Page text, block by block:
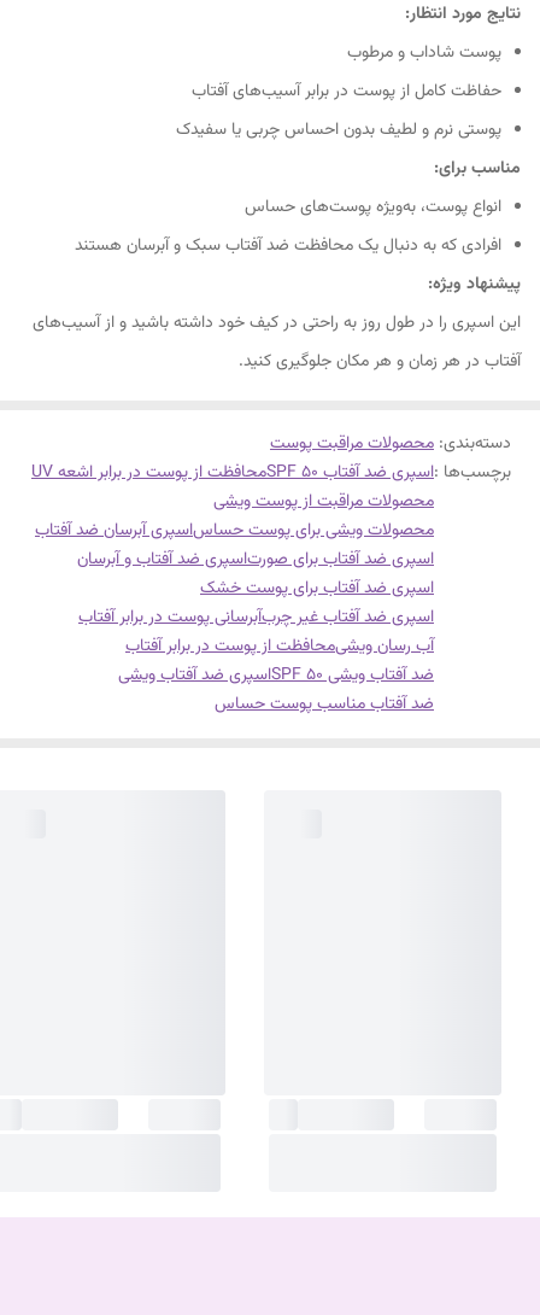
نتایج مورد انتظار:
پوست شاداب و مرطوب
حفاظت کامل از پوست در برابر آسیب‌های آفتاب
پوستی نرم و لطیف بدون احساس چربی یا سفیدک
مناسب برای:
انواع پوست، به‌ویژه پوست‌های حساس
افرادی که به دنبال یک محافظت ضد آفتاب سبک و آبرسان هستند
پیشنهاد ویژه:
این اسپری را در طول روز به راحتی در کیف خود داشته باشید و از آسیب‌های
آفتاب در هر زمان و هر مکان جلوگیری کنید.
دسته‌بندی: محصولات مراقبت پوست
برچسب‌ها :اسپری ضد آفتاب SPF 50
محافظت از پوست در برابر اشعه UV
محصولات مراقبت از پوست ویشی
محصولات ویشی برای پوست حساساسپری آبرسان ضد آفتاب
اسپری ضد آفتاب برای صورتاسپری ضد آفتاب و آبرسان
اسپری ضد آفتاب برای پوست خشک
اسپری ضد آفتاب غیر چربآبرسانی پوست در برابر آفتاب
آب رسان ویشیمحافظت از پوست در برابر آفتاب
ضد آفتاب ویشی SPF 50
اسپری ضد آفتاب ویشی
ضد آفتاب مناسب پوست حساس